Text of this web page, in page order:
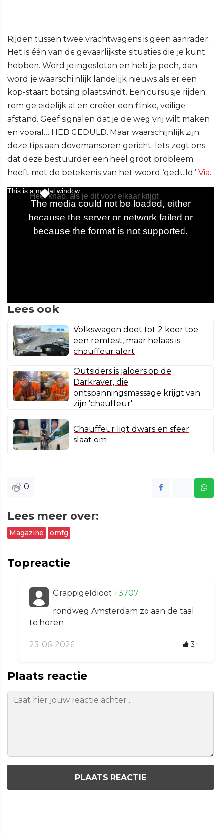
Rijden tussen twee vrachtwagens is geen aanrader.
Het is één van de gevaarlijkste situaties die je kunt
hebben. Word je ingesloten en heb je pech, dan
word je waarschijnlijk landelijk nieuws als er een
kop-staart botsing plaatsvindt. Een cursusje rijden:
rem geleidelijk af en creëer een flinke, veilige
afstand. Geef signalen dat je de weg vrij wilt maken
en vooral… HEB GEDULD. Maar waarschijnlijk zijn
deze tips aan dovemansoren gericht. Iets zegt ons
dat deze bestuurder een heel groot probleem
heeft met de betekenis van het woord ‘geduld.’ Via.
Lees ook
Volkswagen doet tot 2 keer toe
een remtest, maar helaas is
chauffeur alert
Outsiders is jaloers op de
Darkraver, die
ontspanningsmassage krijgt van
zijn 'chauffeur'
Chauffeur ligt dwars en sfeer
slaat om
0
Lees meer over:
Magazine omfg
Topreactie
GrappigeIdioot +3707
rondweg Amsterdam zo aan de taal
te horen
23-06-2026 3+
Plaats reactie
PLAATS REACTIE